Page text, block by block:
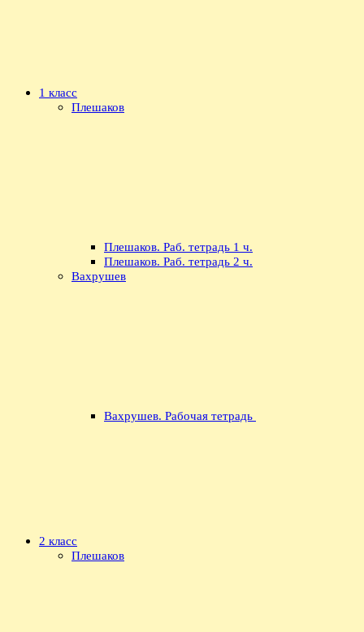
1 класс
Плешаков
Плешаков. Раб. тетрадь 1 ч.
Плешаков. Раб. тетрадь 2 ч.
Вахрушев
Вахрушев. Рабочая тетрадь
2 класс
Плешаков